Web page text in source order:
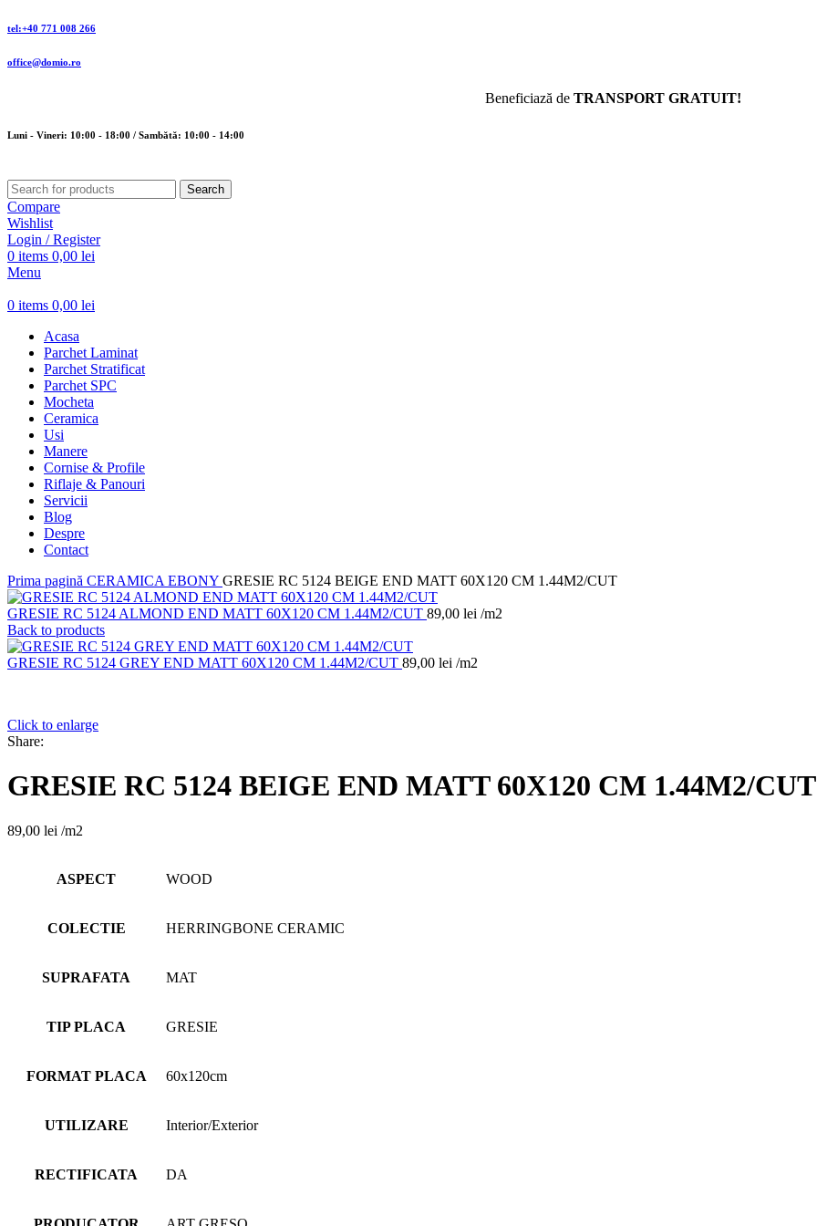
tel:+40 771 008 266
office@domio.ro
Beneficiază de TRANSPORT GRATUIT!
Luni - Vineri: 10:00 - 18:00 / Sambătă: 10:00 - 14:00
Search
Compare
Wishlist
Login / Register
0 items 0,00 lei
Menu
0 items 0,00 lei
Acasa
Parchet Laminat
Parchet Stratificat
Parchet SPC
Mocheta
Ceramica
Usi
Manere
Cornise & Profile
Riflaje & Panouri
Servicii
Blog
Despre
Contact
Prima pagină CERAMICA EBONY GRESIE RC 5124 BEIGE END MATT 60X120 CM 1.44M2/CUT
GRESIE RC 5124 ALMOND END MATT 60X120 CM 1.44M2/CUT 89,00 lei /m2
Back to products
GRESIE RC 5124 GREY END MATT 60X120 CM 1.44M2/CUT 89,00 lei /m2
Click to enlarge
Share:
GRESIE RC 5124 BEIGE END MATT 60X120 CM 1.44M2/CUT
89,00 lei /m2
ASPECT WOOD
COLECTIE HERRINGBONE CERAMIC
SUPRAFATA MAT
TIP PLACA GRESIE
FORMAT PLACA 60x120cm
UTILIZARE Interior/Exterior
RECTIFICATA DA